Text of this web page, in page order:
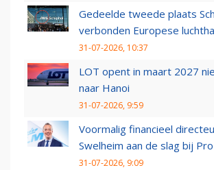
Gedeelde tweede plaats
verbonden Europese
31-07-2026, 10:37
LOT opent in maart 2027
naar Hanoi
31-07-2026, 9:59
Voormalig financieel
Swelheim aan de slag bij
31-07-2026, 9:09